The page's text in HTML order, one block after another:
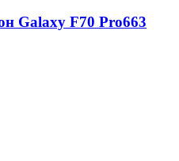
Galaxy F70 Pro663